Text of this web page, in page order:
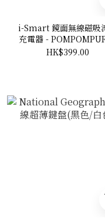
i-Smart 鏡面無線磁吸
充電器 -
HK$399.00